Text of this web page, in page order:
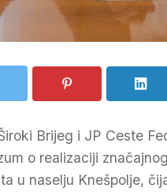
Brijeg i JP Ceste
o realizaciji
u naselju Knešpolje,